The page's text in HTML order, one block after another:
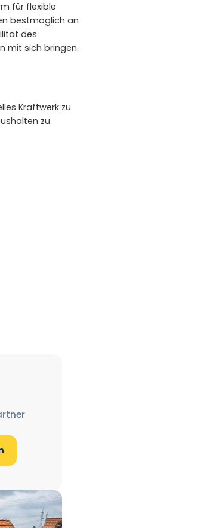
für flexible
bestmöglich an
des
mit sich bringen.
Kraftwerk zu
zu